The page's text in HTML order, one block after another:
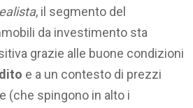
, il segmento del
da investimento sta
grazie alle buone condizioni
e a un contesto di prezzi
(che spingono in alto i